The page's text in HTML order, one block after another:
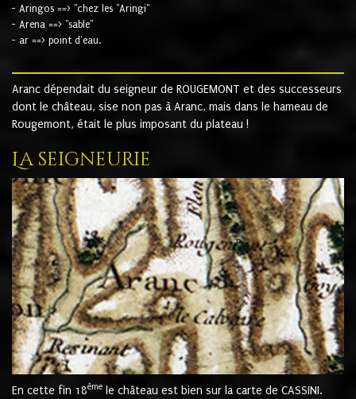
- Aringos ==> "chez les "Aringi"
- Arena ==> "sable"
- ar ==> point d'eau.
Aranc dépendait du seigneur de ROUGEMONT et des successeurs
dont le château, sise non pas à Aranc, mais dans le hameau de
Rougemont, était le plus imposant du plateau !
La seigneurie
En cette fin 18ème le château est bien sur la carte de CASSINI.